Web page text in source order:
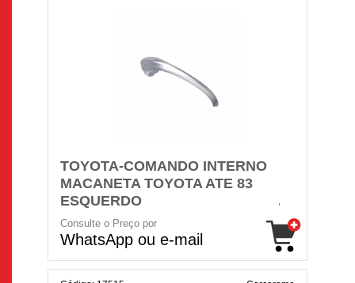
TOYOTA-COMANDO INTERNO
MACANETA TOYOTA ATE 83
ESQUERDO
Consulte o Preço por
WhatsApp ou e-mail